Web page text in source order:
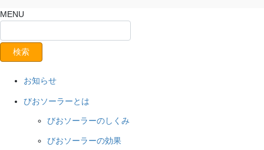
MENU
お知らせ
びおソーラーとは
びおソーラーのしくみ
びおソーラーの効果